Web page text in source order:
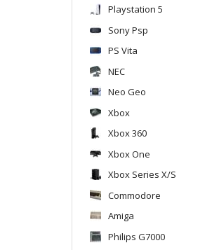
Playstation 5
Sony Psp
PS Vita
NEC
Neo Geo
Xbox
Xbox 360
Xbox One
Xbox Series X/S
Commodore
Amiga
Philips G7000